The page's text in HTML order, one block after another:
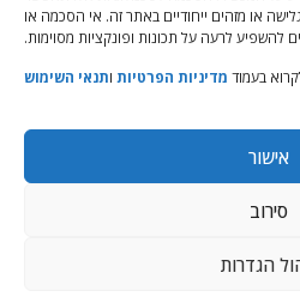
או מזהים ייחודיים באתר זה. אי הסכמה או
להשפיע לרעה על תכונות ופונקציות מסוימות.
בעמוד מדיניות הפרטיות ותנאי השימוש
אישור
סירוב
הגדרות
Tali Shenfeld:052.620.2446
tali@TRstudio.co.il
rakefet@TRstudio.co.il